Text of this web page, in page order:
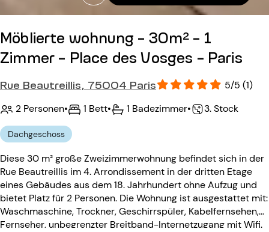
Möblierte wohnung - 30m² - 1
Zimmer - Place des Vosges - Paris
Rue Beautreillis, 75004 Paris
5/5 (1)
2 Personen• 1 Bett• 1 Badezimmer• 3. Stock
Dachgeschoss
Diese 30 m² große Zweizimmerwohnung befindet sich in der
Rue Beautreillis im 4. Arrondissement in der dritten Etage
eines Gebäudes aus dem 18. Jahrhundert ohne Aufzug und
bietet Platz für 2 Personen. Die Wohnung ist ausgestattet mit:
Waschmaschine, Trockner, Geschirrspüler, Kabelfernsehen,
Fernseher, unbegrenzter Breitband-Internetzugang mit Wifi.